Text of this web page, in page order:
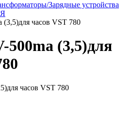
Зарядные устройства
(3,5)для часов VST 780
500ma (3,5)для